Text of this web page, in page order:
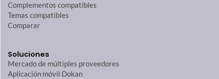
Complementos compatibles
Temas compatibles
Comparar
Soluciones
Mercado de múltiples proveedores
Aplicación móvil Dokan